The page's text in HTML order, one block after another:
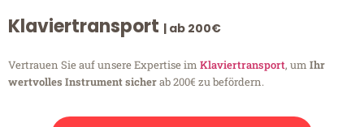
Klaviertransport | ab 200€
Vertrauen Sie auf unsere Expertise im Klaviertransport, um Ihr
wertvolles Instrument sicherab 200€ zu befördern.